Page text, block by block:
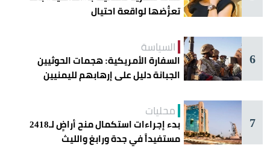
تعرُّضها لواقعة احتيال
6
السياسة
السفارة الأمريكية: هجمات الحوثيين
الجبانة دليل على إرهابهم لليمنيين
7
محليات
بدء إجراءات استكمال منح أراضٍ لـ2418
مستفيداً في جدة ورابغ والليث